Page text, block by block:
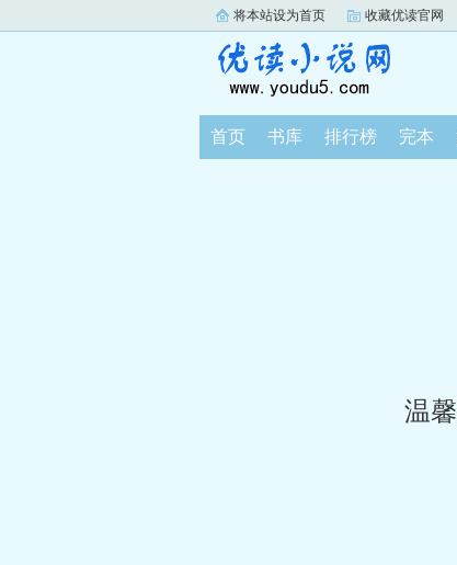
将本站设为首页 收藏优读官网
首页 书库 排行榜 完本
温